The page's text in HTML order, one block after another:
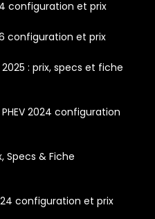
configuration et prix
configuration et prix
: prix, specs et fiche
2024 configuration
Specs & Fiche
configuration et prix